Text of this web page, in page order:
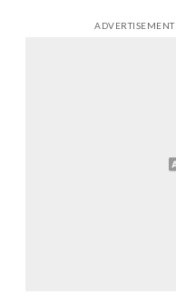
ADVERTISEMENT